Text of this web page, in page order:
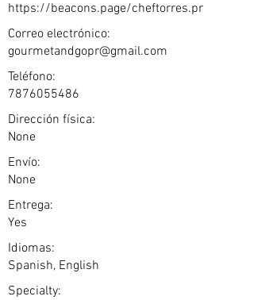
https://beacons.page/cheftorres.pr
Correo electrónico:
gourmetandgopr@gmail.com
Teléfono:
7876055486
Dirección física:
None
Envío:
None
Entrega:
Yes
Idiomas:
Spanish, English
Specialty: